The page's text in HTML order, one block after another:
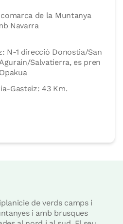
de la Muntanya
Navarra
N-1 direcció Donostia/San
Salvatierra, es pren
Gasteiz: 43 Km.
de verds camps i
i amb brusques